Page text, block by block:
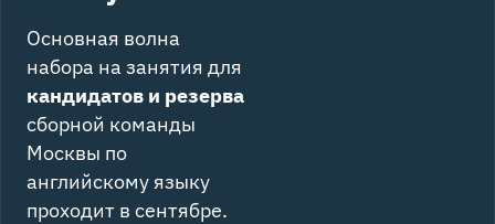
Основная волна
набора на занятия для
кандидатов и резерва
сборной команды
Москвы по
английскому языку
проходит в сентябре.